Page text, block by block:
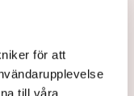
för att
till våra